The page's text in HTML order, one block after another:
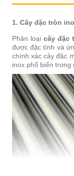
1. Cây đặc tròn
Phân loạicây đặc
được đặc tính và
chính xác cây đặc
inox phổ biến trong